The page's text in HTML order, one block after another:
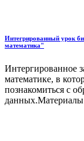
Интегрированный урок
математика"
Интергированное
математике, в
познакомиться с
данных.Материалы